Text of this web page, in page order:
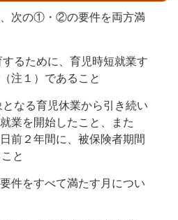
次の①・②の要件を両方満
るために、育児時短就業す
注１）であること
なる育児休業から引き続い
業を開始したこと、また
前２年間に、被保険者期間
と
件をすべて満たす月につい